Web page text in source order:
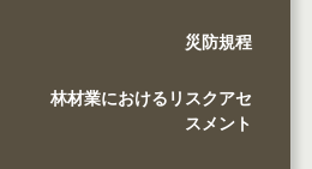
災防規程
林材業におけるリスクアセ
スメント